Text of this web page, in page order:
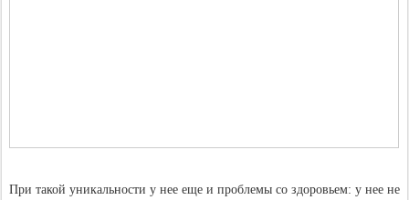
При такой уникальности у нее еще и проблемы со здоровьем: у нее не